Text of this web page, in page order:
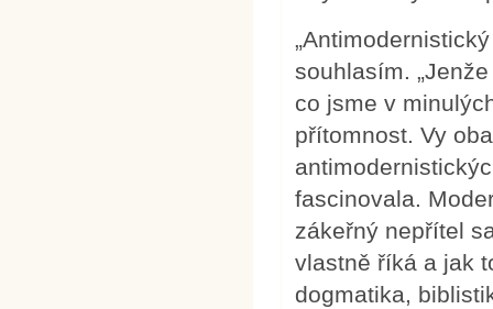
souhlasím.
co jsme v
přítomnost. Vy
fascinovala.
zákeřný nepřítel
vlastně říká a jak
dogmatika,